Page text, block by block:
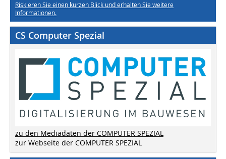
Riskieren Sie einen kurzen Blick und erhalten Sie weitere
Informationen.
CS Computer Spezial
zu den Mediadaten der COMPUTER SPEZIAL
zur Webseite der COMPUTER SPEZIAL